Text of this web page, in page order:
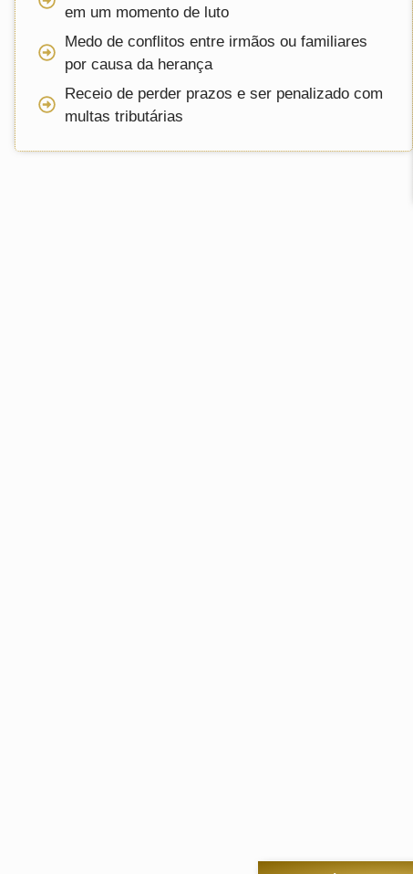
em um momento de luto
Medo de conflitos entre irmãos ou familiares
por causa da herança
Receio de perder prazos e ser penalizado com
multas tributárias